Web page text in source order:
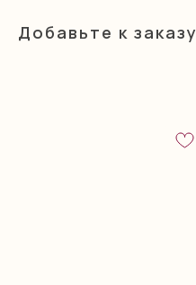
Добавьте к заказу